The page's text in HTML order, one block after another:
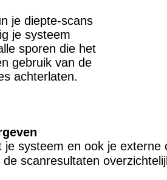
je diepte-scans
je systeem
sporen die het
gebruik van de
achterlaten.
je systeem en ook je externe
scanresultaten